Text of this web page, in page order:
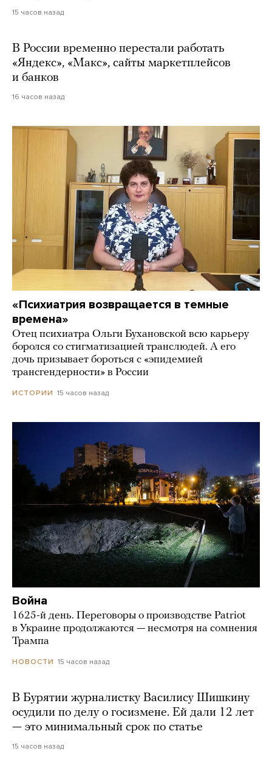
15 часов назад
В России временно перестали работать
«Яндекс», «Макс», сайты маркетплейсов
и банков
16 часов назад
«Психиатрия возвращается в темные
времена»
Отец психиатра Ольги Бухановской всю карьеру
боролся со стигматизацией транслюдей. А его
дочь призывает бороться с «эпидемией
трансгендерности» в России
ИСТОРИИ 15 часов назад
Война
1625-й день. Переговоры о производстве Patriot
в Украине продолжаются — несмотря на сомнения
Трампа
НОВОСТИ 15 часов назад
В Бурятии журналистку Василису Шишкину
осудили по делу о госизмене. Ей дали 12 лет
— это минимальный срок по статье
15 часов назад